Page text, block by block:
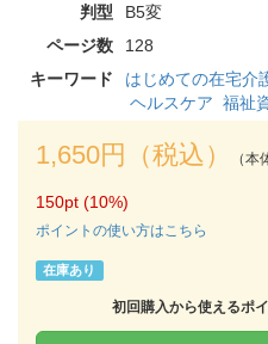
判型
B5変
ページ数
128
キーワード
はじめての在宅介
ヘルスケア 福祉
1,650円（税込） （
150pt (10%)
ポイントの使い方はこちら
在庫あり
初回購入から使えるポ